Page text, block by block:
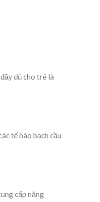
đủ cho trẻ là
tế bào bạch cầu
cấp năng